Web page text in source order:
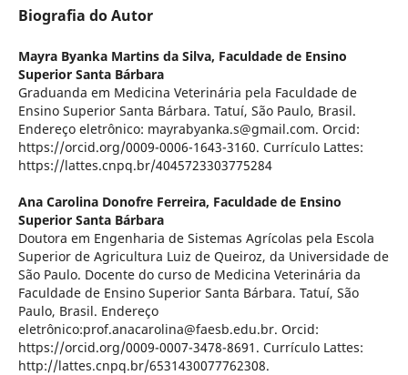
Biografia do Autor
Mayra Byanka Martins da Silva, Faculdade de Ensino
Superior Santa Bárbara
Graduanda em Medicina Veterinária pela Faculdade de
Ensino Superior Santa Bárbara. Tatuí, São Paulo, Brasil.
Endereço eletrônico: mayrabyanka.s@gmail.com. Orcid:
https://orcid.org/0009-0006-1643-3160. Currículo Lattes:
https://lattes.cnpq.br/4045723303775284
Ana Carolina Donofre Ferreira, Faculdade de Ensino
Superior Santa Bárbara
Doutora em Engenharia de Sistemas Agrícolas pela Escola
Superior de Agricultura Luiz de Queiroz, da Universidade de
São Paulo. Docente do curso de Medicina Veterinária da
Faculdade de Ensino Superior Santa Bárbara. Tatuí, São
Paulo, Brasil. Endereço
eletrônico:prof.anacarolina@faesb.edu.br. Orcid:
https://orcid.org/0009-0007-3478-8691. Currículo Lattes:
http://lattes.cnpq.br/6531430077762308.